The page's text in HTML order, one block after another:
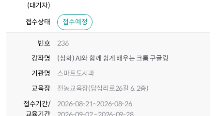
(대기자)
접수상태 접수예정
번호
236
강좌명
(심화) AI와 함께 쉽게 배우는 크롬 구글링
기관명
스마트도시과
교육장
전농교육장(답십리로26길 6, 2층)
접수기간/
교육기간
2026-08-21~2026-08-26